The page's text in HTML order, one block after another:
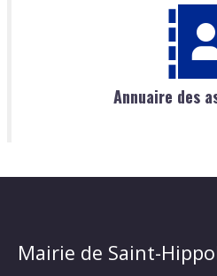
Annuaire des
Mairie de Saint-